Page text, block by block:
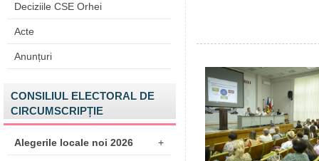
Deciziile CSE Orhei
Acte
Anunțuri
CONSILIUL ELECTORAL DE
CIRCUMSCRIPȚIE
Alegerile locale noi 2026 +